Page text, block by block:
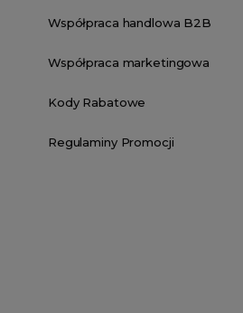
Współpraca handlowa B2B
Współpraca marketingowa
Kody Rabatowe
Regulaminy Promocji